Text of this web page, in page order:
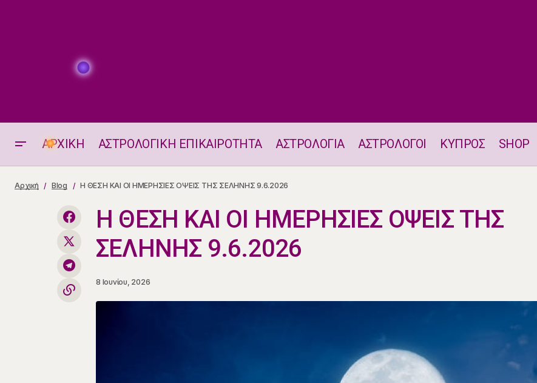
ΑΡΧΙΚΗ ΑΣΤΡΟΛΟΓΙΚΗ ΕΠΙΚΑΙΡΟΤΗΤΑ ΑΣΤΡΟΛΟΓΙΑ ΑΣΤΡΟΛΟΓΟΙ ΚΥΠΡΟΣ SHOP
Σύνοδος Αφροδίτης – Δία 9.6.2026 Η ΘΕΣΗ ΚΑΙ ΟΙ ΗΜΕΡΗΣΙΕΣ ΟΨΕΙΣ ΤΗΣ ΣΕΛΗΝΗΣ 9.6.2026
Αρχική Blog Η ΘΕΣΗ ΚΑΙ ΟΙ ΗΜΕΡΗΣΙΕΣ ΟΨΕΙΣ ΤΗΣ ΣΕΛΗΝΗΣ 9.6.2026
Η ΘΕΣΗ ΚΑΙ ΟΙ ΗΜΕΡΗΣΙΕΣ ΟΨΕΙΣ ΤΗΣ
ΣΕΛΗΝΗΣ 9.6.2026
8 Ιουνίου, 2026